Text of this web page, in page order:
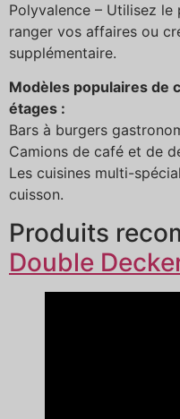
Polyvalence – Utilisez
ranger vos affaires ou
supplémentaire.
Modèles populaires de
étages :
Bars à burgers
Camions de café et de
Les cuisines multi-
cuisson.
Produits
Double